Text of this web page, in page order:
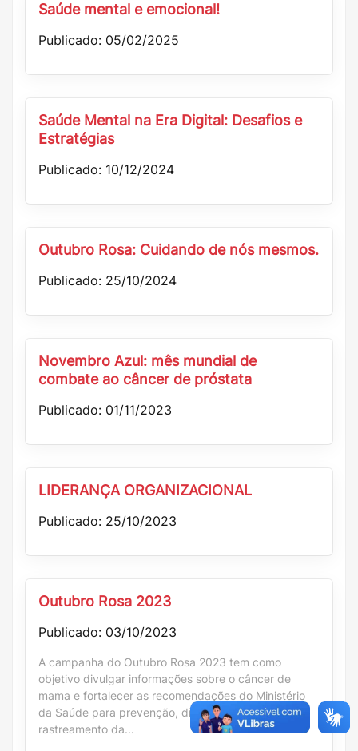
Saúde mental e emocional!
Publicado: 05/02/2025
Saúde Mental na Era Digital: Desafios e
Estratégias
Publicado: 10/12/2024
Outubro Rosa: Cuidando de nós mesmos.
Publicado: 25/10/2024
Novembro Azul: mês mundial de
combate ao câncer de próstata
Publicado: 01/11/2023
LIDERANÇA ORGANIZACIONAL
Publicado: 25/10/2023
Outubro Rosa 2023
Publicado: 03/10/2023
A campanha do Outubro Rosa 2023 tem como
objetivo divulgar informações sobre o câncer de
mama e fortalecer as recomendações do Ministério
da Saúde para prevenção, diagnóstico precoce e
rastreamento da...